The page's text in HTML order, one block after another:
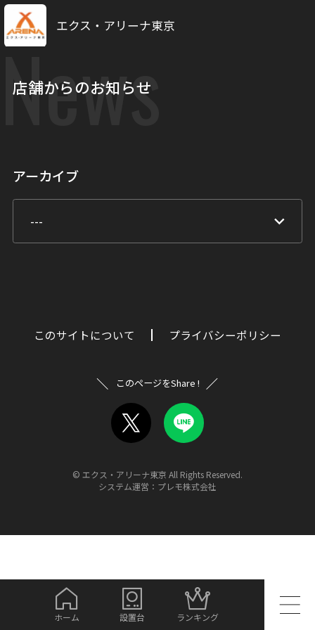
エクス・アリーナ東京
ホーム 設置台 ランキング
News
店舗からのお知らせ
アーカイブ
keyboard_arrow_down
このサイトについて プライバシーポリシー
このページをShare !
© エクス・アリーナ東京 All Rights Reserved.
システム運営：プレモ株式会社